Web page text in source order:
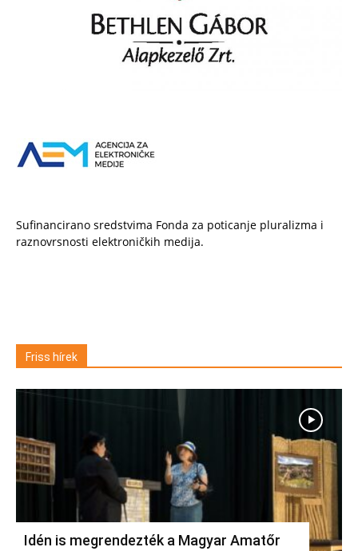
Sufinancirano sredstvima Fonda za poticanje pluralizma i
raznovrsnosti elektroničkih medija.
Friss hírek
Idén is megrendezték a Magyar Amatőr